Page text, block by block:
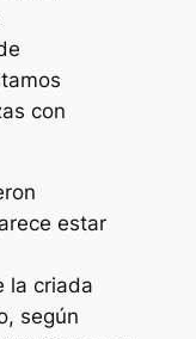
con
estar
la criada
según